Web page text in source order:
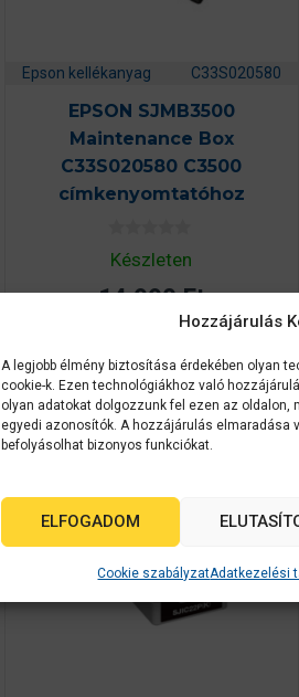
Hozzájárulás
A legjobb élmény biztosítása érdekében olyan
cookie-k. Ezen technológiákhoz való
olyan adatokat dolgozzunk fel ezen az oldalon,
egyedi azonosítók. A hozzájárulás elmaradása
befolyásolhat bizonyos funkciókat.
ELFOGADOM
Cookie szabályzatAdatkezelési
Epson kellékanyag C33S020580
EPSON SJMB3500
Maintenance Box
C33S020580 C3500
címkenyomtatóhoz
0
a
5
l
Készleten
14 990Ft
KOSÁRBA TESZEM